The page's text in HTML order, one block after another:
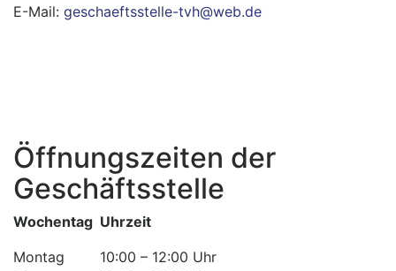
E-Mail: ⁢ geschaeftsstelle-tvh@web.de
Öffnungszeiten der
Geschäftsstelle
Wochentag Uhrzeit
Montag 10:00 – 12:00 Uhr